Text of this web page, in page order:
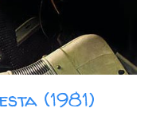
(1981)